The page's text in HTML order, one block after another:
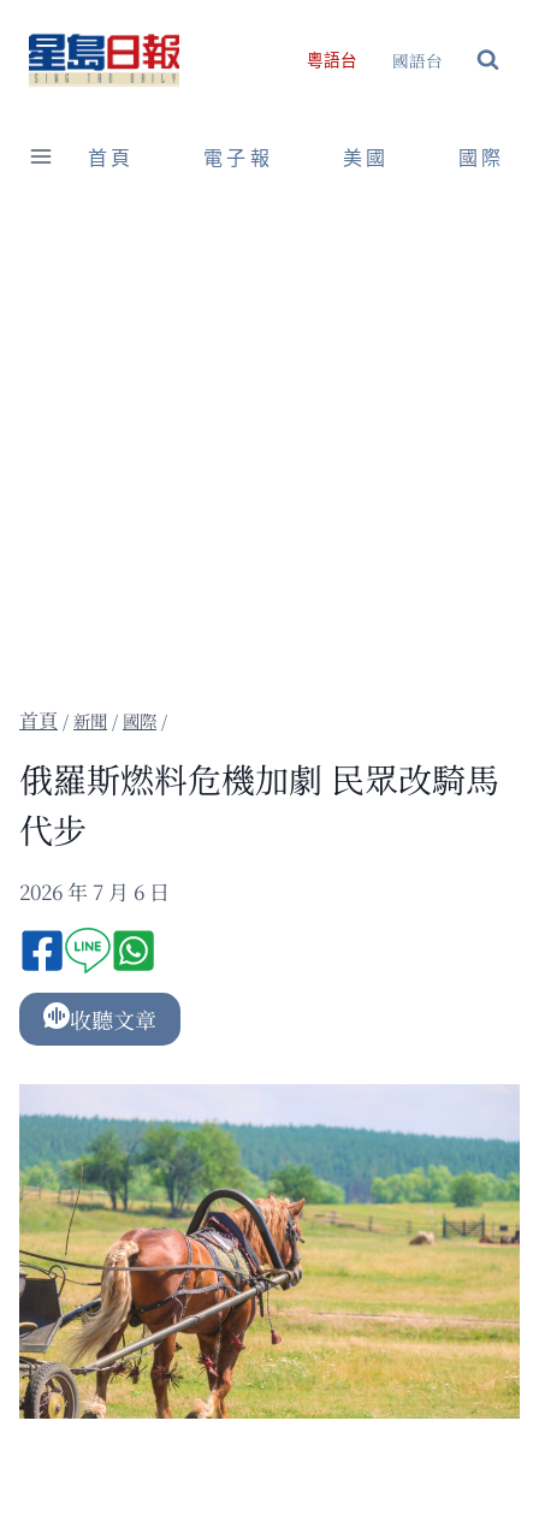
content
粵語台 國語台
首頁 電子報 美國 國際
/新聞 / 國際 /
俄羅斯燃料危機加劇 民眾改騎馬
代步
2026 年 7 月 6 日
收聽文章